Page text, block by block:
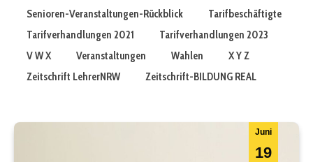
Senioren-Veranstaltungen-Rückblick
Tarifbeschäftigte
Tarifverhandlungen 2021
Tarifverhandlungen 2023
V W X
Veranstaltungen Wahlen
X Y Z
Zeitschrift LehrerNRW
Zeitschrift-BILDUNG REAL
Juni
19